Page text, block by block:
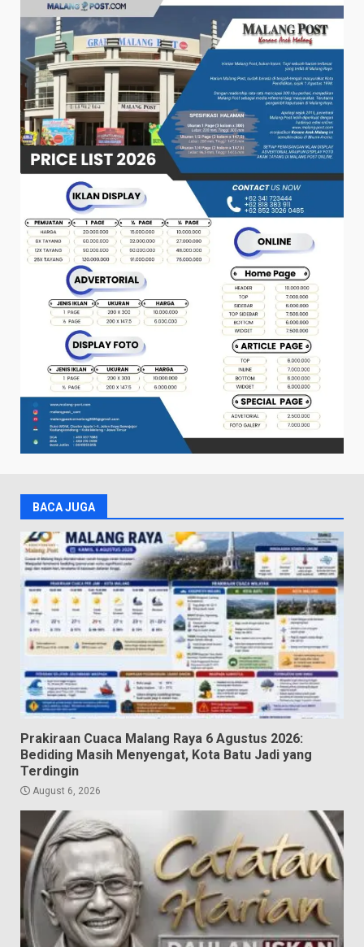
BACA JUGA
Prakiraan Cuaca Malang Raya 6 Agustus 2026:
Bediding Masih Menyengat, Kota Batu Jadi yang
Terdingin
August 6, 2026